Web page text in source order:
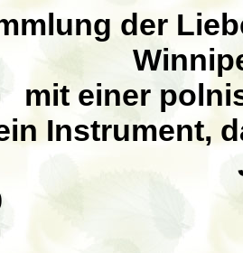
der
mit einer
Instrument,